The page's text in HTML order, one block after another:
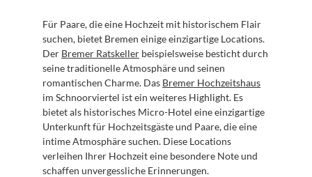
Für Paare, die eine Hochzeit mit historischem Flair
suchen, bietet Bremen einige einzigartige Locations.
Der Bremer Ratskeller beispielsweise besticht durch
seine traditionelle Atmosphäre und seinen
romantischen Charme. Das Bremer Hochzeitshaus
im Schnoorviertel ist ein weiteres Highlight. Es
bietet als historisches Micro-Hotel eine einzigartige
Unterkunft für Hochzeitsgäste und Paare, die eine
intime Atmosphäre suchen. Diese Locations
verleihen Ihrer Hochzeit eine besondere Note und
schaffen unvergessliche Erinnerungen.